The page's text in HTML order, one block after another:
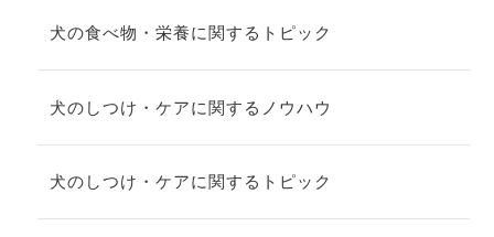
犬の食べ物・栄養に関するトピック
犬のしつけ・ケアに関するノウハウ
犬のしつけ・ケアに関するトピック